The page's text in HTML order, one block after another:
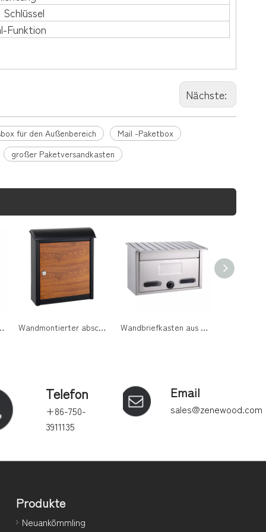
Funktion
Nächste:
für den Außenbereich
Mail -Paketbox
großer Paketversandkasten
Logo für den Hauseingang Wandmontierter abschließbarer Briefkasten aus pulverbeschichtetem, verzinktem Stahl für den Außenbereich von Wohngebäuden Wandbriefkasten aus Edelstahl mit Wählcode-Schloss für sichere Postzustellung im Freien
Telefon
+86-750-
3911135
Produkte
Neuankömmling
Email
sales@zenewood.com